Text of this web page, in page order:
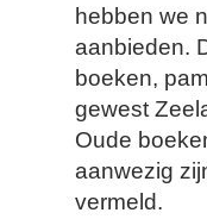
hebben we
aanbieden.
boeken,
gewest
Oude
aanwezig
vermeld.